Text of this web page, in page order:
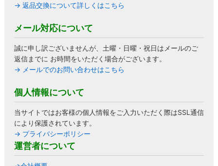
→ 返品交換について詳しくはこちら
メール対応について
誠に申し訳ございませんが、土曜・日曜・祝日はメールのご
返信までに お時間をいただく場合がございます。
→ メールでのお問い合わせはこちら
個人情報について
当サイトではお客様の個人情報をご入力いただく際はSSL通信
により保護されています。
→ プライバシーポリシー
運営者について